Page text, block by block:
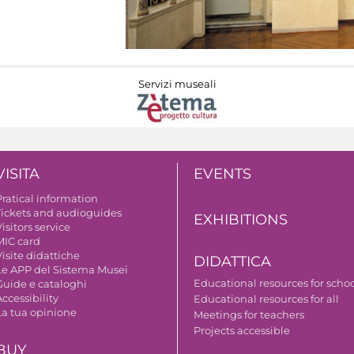
Servizi museali
information
and audioguides
service
card
didattiche
APP del Sistema Musei
e cataloghi
tua opinione
EVENTS
EXHIBITIONS
DIDATTICA
Educational resources for
Educational resources for all
Meetings for teachers
Projects accessible